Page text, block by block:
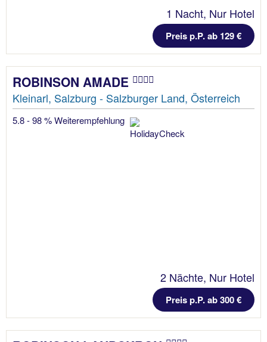
1 Nacht, Nur Hotel
Preis p.P. ab 129 €
ROBINSON AMADE
Kleinarl, Salzburg - Salzburger Land, Österreich
5.8 - 98 % Weiterempfehlung
2 Nächte, Nur Hotel
Preis p.P. ab 300 €